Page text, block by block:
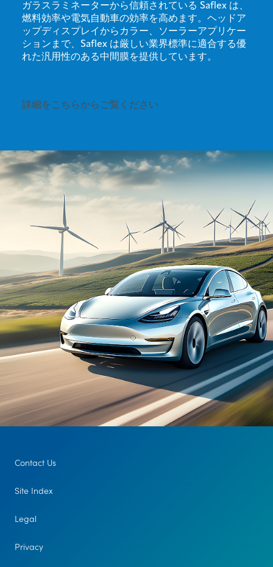
ガラスラミネーターから信頼されている Saflex は、
燃料効率や電気自動車の効率を高めます。ヘッドア
ップディスプレイからカラー、ソーラーアプリケー
ションまで、Saflex は厳しい業界標準に適合する優
れた汎用性のある中間膜を提供しています。
詳細をこちらからご覧ください
Contact Us
Site Index
Legal
Privacy